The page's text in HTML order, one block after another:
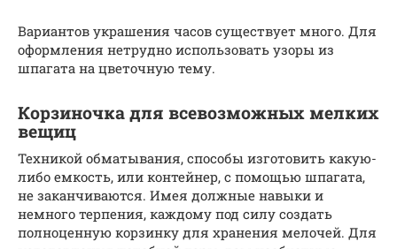
Вариантов украшения часов существует много. Для
оформления нетрудно использовать узоры из
шпагата на цветочную тему.
Корзиночка для всевозможных мелких
вещиц
Техникой обматывания, способы изготовить какую-
либо емкость, или контейнер, с помощью шпагата,
не заканчиваются. Имея должные навыки и
немного терпения, каждому под силу создать
полноценную корзинку для хранения мелочей. Для